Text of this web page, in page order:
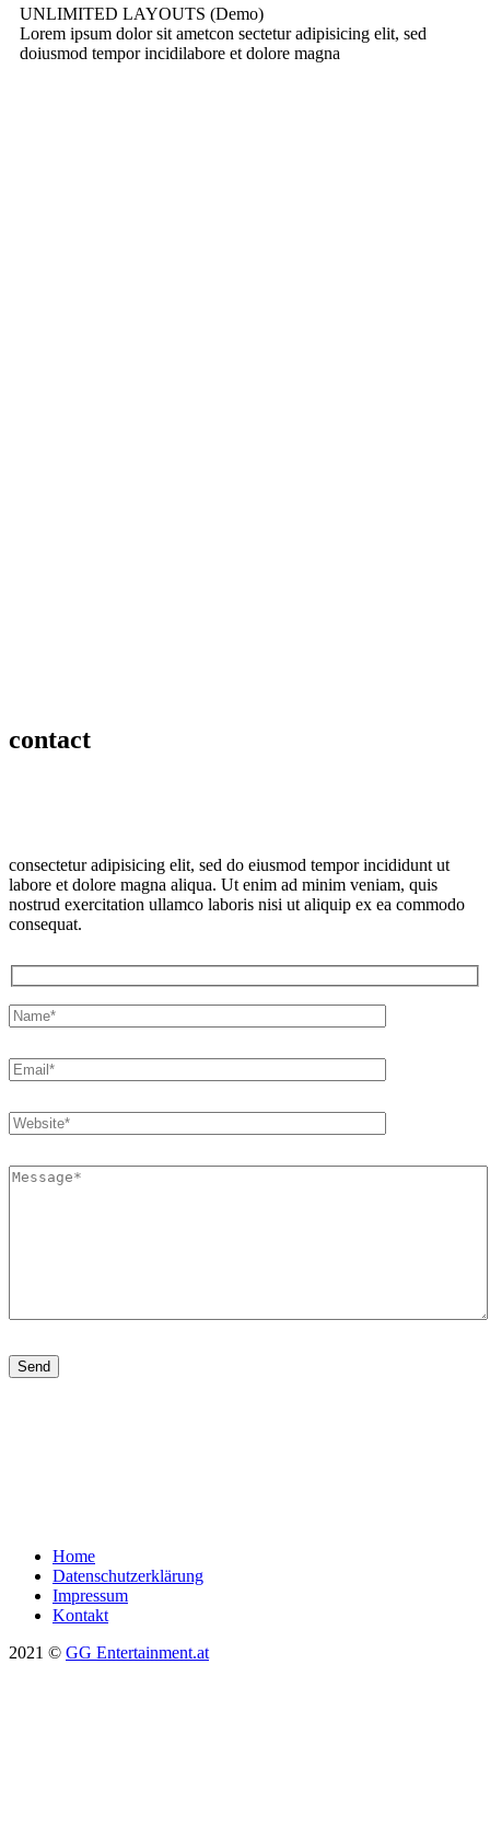
UNLIMITED LAYOUTS (Demo)
Lorem ipsum dolor sit ametcon sectetur adipisicing elit, sed
doiusmod tempor incidilabore et dolore magna
contact
consectetur adipisicing elit, sed do eiusmod tempor incididunt ut
labore et dolore magna aliqua. Ut enim ad minim veniam, quis
nostrud exercitation ullamco laboris nisi ut aliquip ex ea commodo
consequat.
Home
Datenschutzerklärung
Impressum
Kontakt
2021 © GG Entertainment.at